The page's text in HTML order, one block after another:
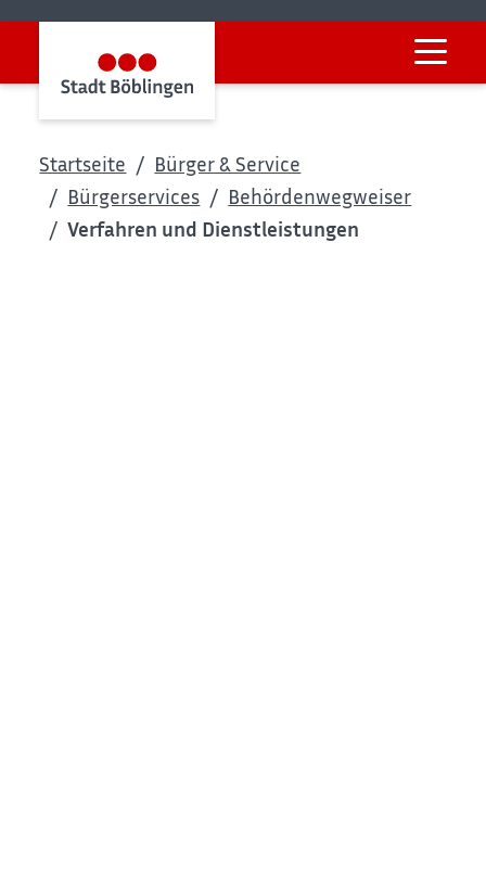
Startseite
Bürger & Service
Bürgerservices
Behördenwegweiser
Verfahren und Dienstleistungen